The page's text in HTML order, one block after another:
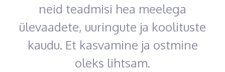
neid teadmisi hea meelega
ülevaadete, uuringute ja koolituste
kaudu. Et kasvamine ja ostmine
oleks lihtsam.